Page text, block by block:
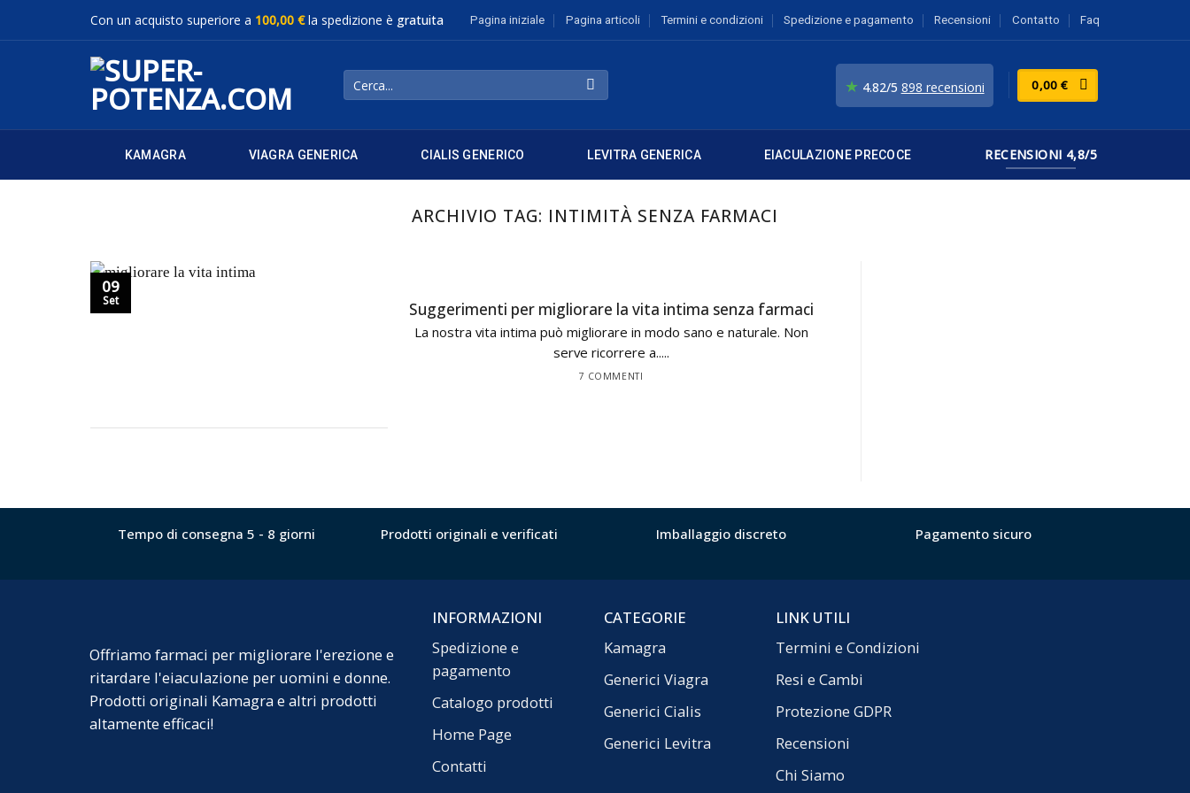
Con un acquisto superiore a 100,00 €la spedizione è gratuita Pagina iniziale Pagina articoli Termini e condizioni Spedizione e pagamento Recensioni Contatto Faq
Cerca: ★ 4.82/5 898 recensioni 0,00€
KAMAGRA VIAGRA GENERICA CIALIS GENERICO LEVITRA GENERICA EIACULAZIONE PRECOCE RECENSIONI 4,8/5
ARCHIVIO TAG: INTIMITÀ SENZA FARMACI
Suggerimenti per migliorare la vita intima senza farmaci
La nostra vita intima può migliorare in modo sano e naturale. Non
serve ricorrere a.....
7 COMMENTI
09
Set
Tempo di consegna 5 - 8 giorni Prodotti originali e verificati Imballaggio discreto Pagamento sicuro
Offriamo farmaci per migliorare l'erezione e
ritardare l'eiaculazione per uomini e donne.
Prodotti originali Kamagra e altri prodotti
altamente efficaci!
INFORMAZIONI
Spedizione e
pagamento
Catalogo prodotti
Home Page
Contatti
CATEGORIE
Kamagra
Generici Viagra
Generici Cialis
Generici Levitra
LINK UTILI
Termini e Condizioni
Resi e Cambi
Protezione GDPR
Recensioni
Chi Siamo